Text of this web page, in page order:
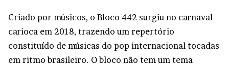
Criado por músicos, o Bloco 442 surgiu no carnaval
carioca em 2018, trazendo um repertório
constituído de músicas do pop internacional tocadas
em ritmo brasileiro. O bloco não tem um tema